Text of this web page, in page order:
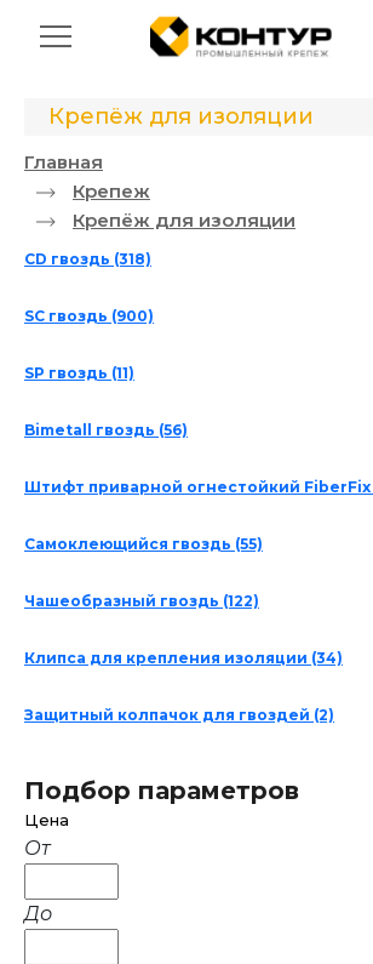
Крепёж для изоляции
Главная
Крепеж
Крепёж для изоляции
СD гвоздь (318)
SC гвоздь (900)
SP гвоздь (11)
Bimetall гвоздь (56)
Штифт приварной огнестойкий FiberFix
Самоклеющийся гвоздь (55)
Чашеобразный гвоздь (122)
Клипса для крепления изоляции (34)
Защитный колпачок для гвоздей (2)
Подбор параметров
Цена
От
До